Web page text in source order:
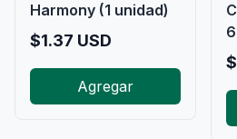
Harmony (1 unidad)
$1.37 USD
Agregar
$